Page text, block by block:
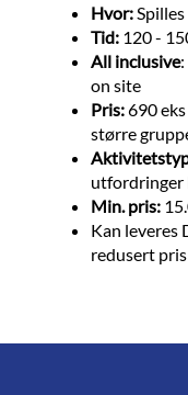
Hvor:Spilles
Tid:120 -
All inclusive:
on site
Pris:690 eks
større
utfordringer
Min. pris:
Kan leveres
redusert